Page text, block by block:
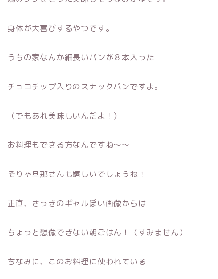
身体が大喜びするやつです。
うちの家なんか細長いパンが８本入った
チョコチップ入りのスナックパンですよ。
（でもあれ美味しいんだよ！）
お料理もできる方なんですね〜〜
そりゃ旦那さんも嬉しいでしょうね！
正直、さっきのギャルぽい画像からは
ちょっと想像できない朝ごはん！（すみません）
ちなみに、このお料理に使われている